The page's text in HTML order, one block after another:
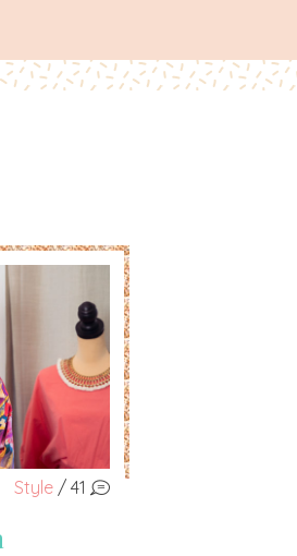
Style / 41